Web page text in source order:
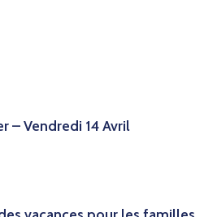
– Vendredi 14 Avril